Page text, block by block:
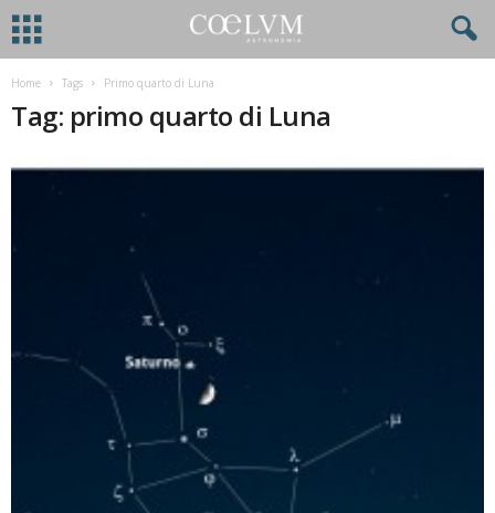
Home Tags Primo quarto di Luna
Tag: primo quarto di Luna